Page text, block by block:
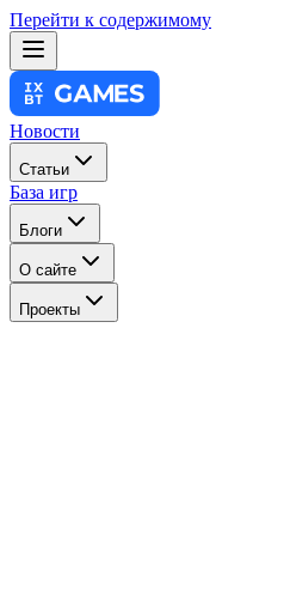
Перейти к содержимому
Новости
Статьи
База игр
Блоги
О сайте
Проекты